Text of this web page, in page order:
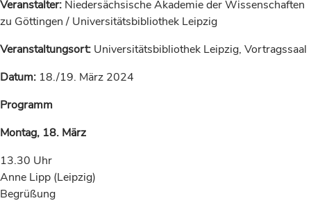
Veranstalter: Niedersächsische Akademie der Wissenschaften
zu Göttingen / Universitätsbibliothek Leipzig
Veranstaltungsort: Universitätsbibliothek Leipzig, Vortragssaal
Datum: 18./19. März 2024
Programm
Montag, 18. März
13.30 Uhr
Anne Lipp (Leipzig)
Begrüßung